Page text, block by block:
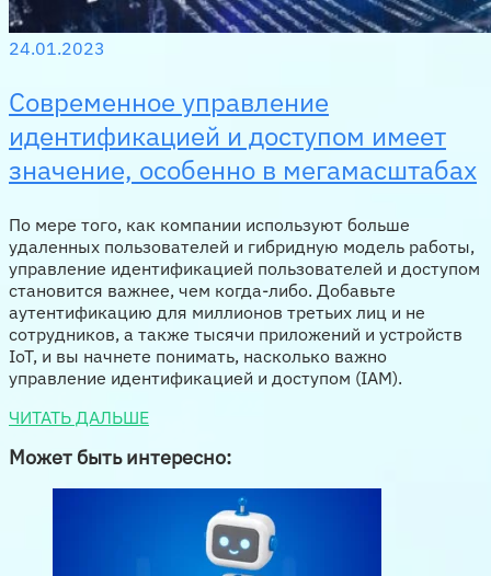
24.01.2023
Современное управление
идентификацией и доступом имеет
значение, особенно в мегамасштабах
По мере того, как компании используют больше
удаленных пользователей и гибридную модель работы,
управление идентификацией пользователей и доступом
становится важнее, чем когда-либо. Добавьте
аутентификацию для миллионов третьих лиц и не
сотрудников, а также тысячи приложений и устройств
IoT, и вы начнете понимать, насколько важно
управление идентификацией и доступом (IAM).
ЧИТАТЬ ДАЛЬШЕ
Может быть интересно: